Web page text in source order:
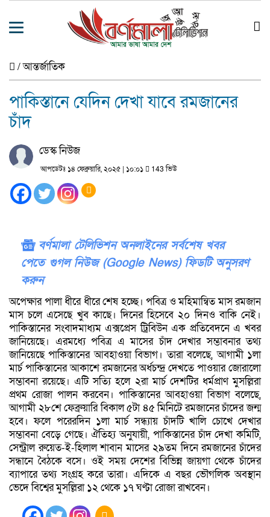
/আন্তর্জাতিক
পাকিস্তানে যেদিন দেখা যাবে রমজানের
চাঁদ
ডেস্ক নিউজ
আপডেটঃ ১৪ ফেব্রুয়ারি, ২০২৫ | ১০:০১ 143 ভিউ
বর্ণমালা টেলিভিশন অনলাইনের সর্বশেষ খবর
পেতে গুগল নিউজ (Google News) ফিডটি অনুসরণ
করুন
অপেক্ষার পালা ধীরে ধীরে শেষ হচ্ছে। পবিত্র ও মহিমান্বিত মাস রমজান
মাস চলে এসেছে খুব কাছে। দিনের হিসেবে ২০ দিনও বাকি নেই।
পাকিস্তানের সংবাদমাধ্যম এক্সপ্রেস ট্রিবিউন এক প্রতিবেদনে এ খবর
জানিয়েছে। এরমধ্যে পবিত্র এ মাসের চাঁদ দেখার সম্ভাবনার তথ্য
জানিয়েছে পাকিস্তানের আবহাওয়া বিভাগ। তারা বলেছে, আগামী ১লা
মার্চ পাকিস্তানের আকাশে রমজানের অর্ধচন্দ্র দেখতে পাওয়ার জোরালো
সম্ভাবনা রয়েছে। এটি সত্যি হলে ২রা মার্চ দেশটির ধর্মপ্রাণ মুসল্লিরা
প্রথম রোজা পালন করবেন। পাকিস্তানের আবহাওয়া বিভাগ বলেছে,
আগামী ২৮শে ফেব্রুয়ারি বিকাল ৫টা ৪৫ মিনিটে রমজানের চাঁদের জন্ম
হবে। ফলে পরেরদিন ১লা মার্চ সন্ধ্যায় চাঁদটি খালি চোখে দেখার
সম্ভাবনা বেড়ে গেছে। ঐতিহ্য অনুযায়ী, পাকিস্তানের চাঁদ দেখা কমিটি,
সেন্ট্রাল রুয়েত-ই-হিলাল শাবান মাসের ২৯তম দিনে রমজানের চাঁদের
সন্ধানে বৈঠকে বসে। ওই সময় দেশের বিভিন্ন জায়গা থেকে চাঁদের
ব্যাপারে তথ্য সংগ্রহ করে তারা। এদিকে এ বছর ভৌগলিক অবস্থান
ভেদে বিশ্বের মুসল্লিরা ১২ থেকে ১৭ ঘণ্টা রোজা রাখবেন।